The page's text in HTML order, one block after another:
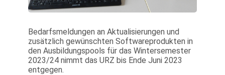
Bedarfsmeldungen an Aktualisierungen und
zusätzlich gewünschten Softwareprodukten in
den Ausbildungspools für das Wintersemester
2023/24 nimmt das URZ bis Ende Juni 2023
entgegen.